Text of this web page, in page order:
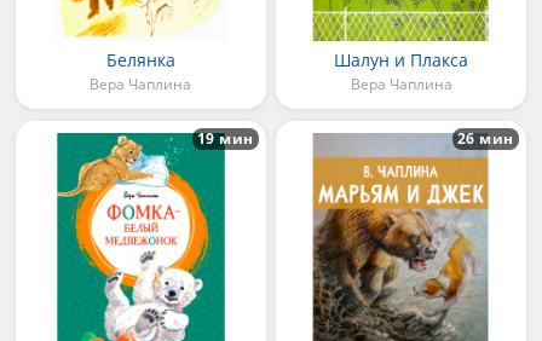
Белянка
Вера Чаплина
Шалун и Плакса
Вера Чаплина
19 мин 26 мин